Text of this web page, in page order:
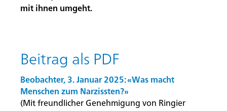
mit ihnen umgeht.
Beitrag als PDF
Beobachter, 3. Januar 2025: «Was macht
Menschen zum Narzissten?»
(Mit freundlicher Genehmigung von Ringier